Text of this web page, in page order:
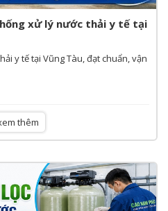
xử lý nước thải y tế tại
y tế tại Vũng Tàu, đạt chuẩn, vận
thêm